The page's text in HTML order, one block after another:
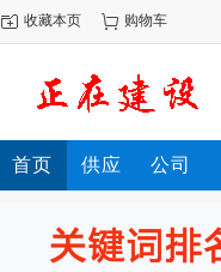
收藏本页 购物车
首页 供应 公司